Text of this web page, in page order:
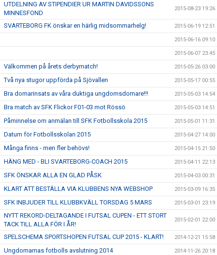
UTDELNING AV STIPENDIER UR MARTIN DAVIDSSONS
MINNESFOND
2015-08-23 19:26
SVARTEBORG FK önskar en härlig midsommarhelg! 2015-06-19 12:51
2015-06-16 09:10
2015-06-07 23:45
Välkommen på årets derbymatch! 2015-05-26 03:00
Två nya stugor uppförda på Sjövallen 2015-05-17 00:55
Bra domarinsats av våra duktiga ungdomsdomare!!! 2015-05-03 14:54
Bra match av SFK Flickor F01-03 mot Rössö 2015-05-03 14:51
Påminnelse om anmälan till SFK Fotbollsskola 2015 2015-05-01 11:31
Datum för Fotbollsskolan 2015 2015-04-27 14:00
Många finns - men fler behövs! 2015-04-15 21:50
HÄNG MED - BLI SVARTEBORG-COACH 2015 2015-04-11 22:13
SFK ÖNSKAR ALLA EN GLAD PÅSK 2015-04-03 00:31
KLART ATT BESTÄLLA VIA KLUBBENS NYA WEBSHOP 2015-03-09 16:35
SFK INBJUDER TILL KLUBBKVÄLL TORSDAG 5 MARS 2015-03-01 23:19
NYTT REKORD-DELTAGANDE I FUTSAL CUPEN - ETT STORT
TACK TILL ALLA FÖR I ÅR!
2015-02-01 22:00
SPELSCHEMA SPORTSHOPEN FUTSAL CUP 2015 - KLART! 2014-12-21 15:58
Ungdomarnas fotbolls avslutning 2014 2014-11-26 20:18